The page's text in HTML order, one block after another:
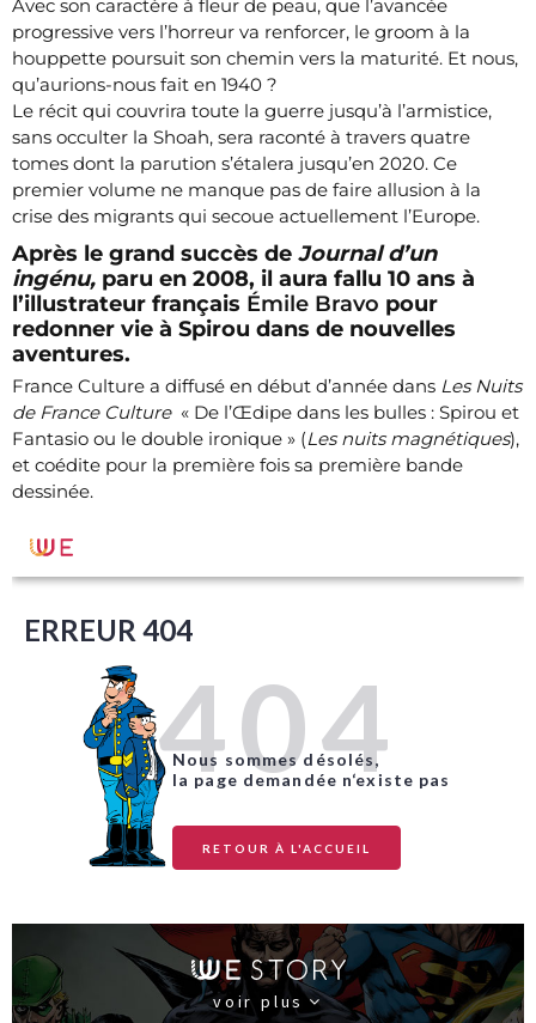
Avec son caractère à fleur de peau, que l’avancée
progressive vers l’horreur va renforcer, le groom à la
houppette poursuit son chemin vers la maturité. Et nous,
qu’aurions-nous fait en 1940 ?
Le récit qui couvrira toute la guerre jusqu’à l’armistice,
sans occulter la Shoah, sera raconté à travers quatre
tomes dont la parution s’étalera jusqu’en 2020. Ce
premier volume ne manque pas de faire allusion à la
crise des migrants qui secoue actuellement l’Europe.
Après le grand succès de Journal d’un
ingénu, paru en 2008, il aura fallu 10 ans à
l’illustrateur français Émile Bravo pour
redonner vie à Spirou dans de nouvelles
aventures.
France Culture a diffusé en début d’année dans Les Nuits
de France Culture« De l’Œdipe dans les bulles : Spirou et
Fantasio ou le double ironique » (Les nuits magnétiques),
et coédite pour la première fois sa première bande
dessinée.